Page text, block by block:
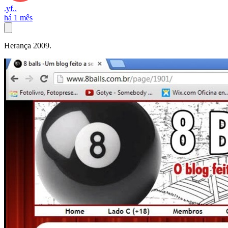
.yf..
há 1 mês
Herança 2009.